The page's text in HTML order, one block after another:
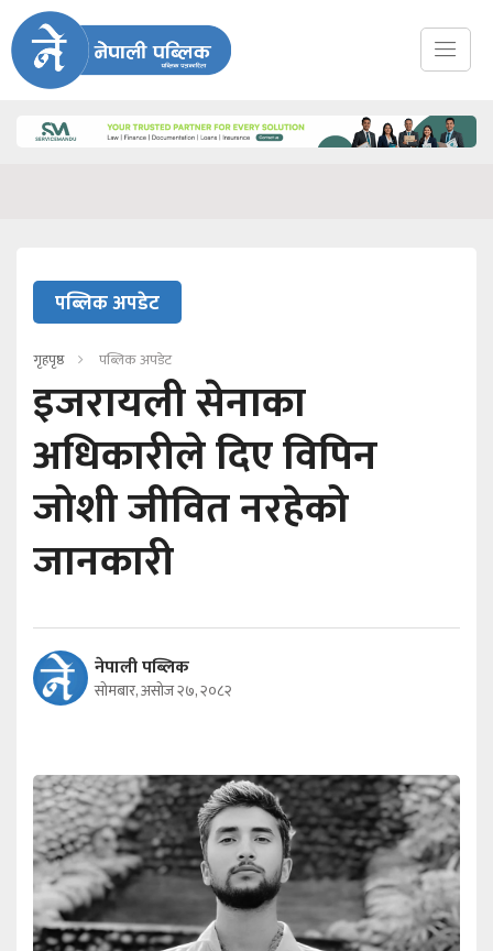
पब्लिक अपडेट
गृहपृष्ठ पब्लिक अपडेट
इजरायली सेनाका
अधिकारीले दिए विपिन
जोशी जीवित नरहेको
जानकारी
नेपाली पब्लिक
सोमबार, असोज २७, २०८२